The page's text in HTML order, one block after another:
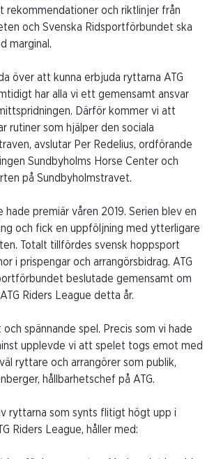
rekommendationer och riktlinjer från
och Svenska Ridsportförbundet ska
marginal.
över att kunna erbjuda ryttarna ATG
har alla vi ett gemensamt ansvar
Därför kommer vi att
rutiner som hjälper den sociala
avslutar Per Redelius, ordförande
Sundbyholms Horse Center och
på Sundbyholmstravet.
hade premiär våren 2019. Serien blev en
och fick en uppföljning med ytterligare
Totalt tillfördes svensk hoppsport
i prispengar och arrangörsbidrag. ATG
beslutade gemensamt om
Riders League detta år.
och spännande spel. Precis som vi hade
upplevde vi att spelet togs emot med
ryttare och arrangörer som publik,
hållbarhetschef på ATG.
ryttarna som synts flitigt högt upp i
Riders League, håller med: